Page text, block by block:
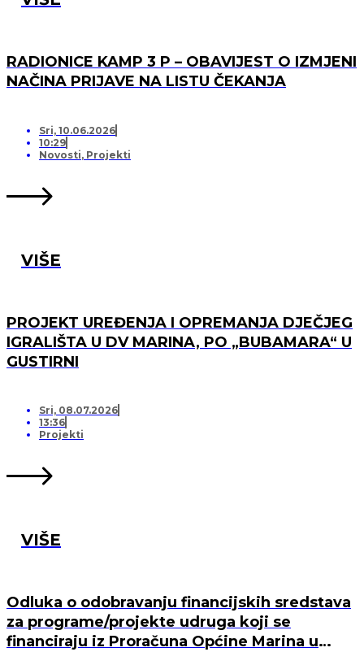
RADIONICE KAMP 3 P – OBAVIJEST O IZMJENI
NAČINA PRIJAVE NA LISTU ČEKANJA
Sri, 10.06.2026
10:29
Novosti, Projekti
VIŠE
PROJEKT UREĐENJA I OPREMANJA DJEČJEG
IGRALIŠTA U DV MARINA, PO „BUBAMARA“ U
GUSTIRNI
Sri, 08.07.2026
13:36
Projekti
VIŠE
Odluka o odobravanju financijskih sredstava
za programe/projekte udruga koji se
financiraju iz Proračuna Općine Marina u